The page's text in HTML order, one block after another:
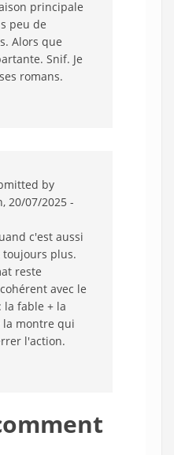
principale
peu de
Alors que
Snif. Je
romans.
by
20/07/2025 -
c'est aussi
toujours plus.
reste
avec le
fable + la
la montre qui
l'action.